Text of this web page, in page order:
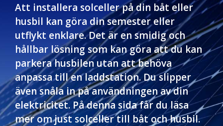
Att installera solceller på din båt eller
husbil kan göra din semester eller
utflykt enklare. Det är en smidig och
hållbar lösning som kan göra att du kan
parkera husbilen utan att behöva
anpassa till en laddstation. Du slipper
även snåla in på användningen av din
elektricitet. På denna sida får du läsa
mer om just solceller till båt och husbil.